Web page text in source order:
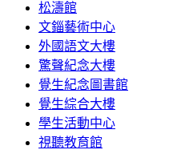
松濤館
文錙藝術中心
外國語文大樓
驚聲紀念大樓
覺生紀念圖書館
覺生綜合大樓
學生活動中心
視聽教育館